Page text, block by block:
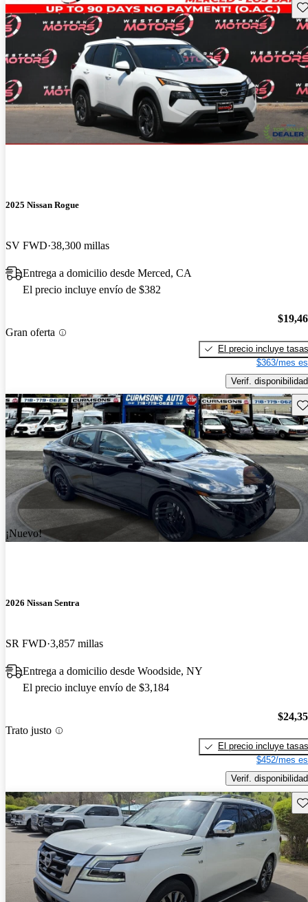
2025 Nissan Rogue
SV FWD 38,300 millas
Entrega a domicilio desde Merced, CA
El precio incluye envío de $382
Gran oferta
El precio incluye tasas
$363/mes
Verif. disponibilidad
¡Nuevo!
2026 Nissan Sentra
SR FWD 3,857 millas
Entrega a domicilio desde Woodside, NY
El precio incluye envío de $3,184
Trato justo
El precio incluye tasas
$452/mes
Verif. disponibilidad